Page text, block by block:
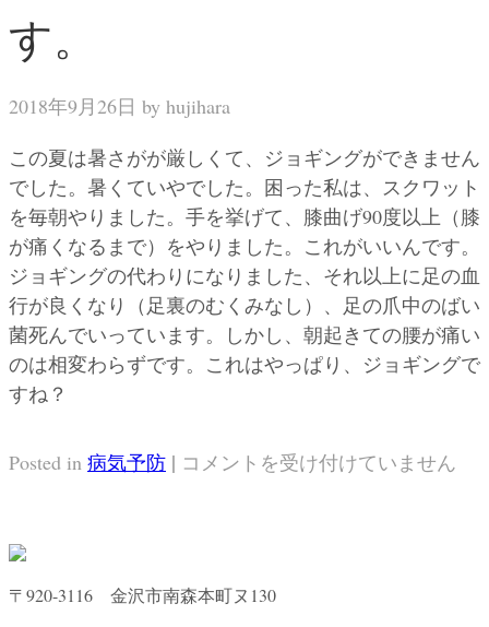
す。
2018年9月26日 by hujihara
この夏は暑さがが厳しくて、ジョギングができません
でした。暑くていやでした。困った私は、スクワット
を毎朝やりました。手を挙げて、膝曲げ90度以上（膝
が痛くなるまで）をやりました。これがいいんです。
ジョギングの代わりになりました、それ以上に足の血
行が良くなり（足裏のむくみなし）、足の爪中のばい
菌死んでいっています。しかし、朝起きての腰が痛い
のは相変わらずです。これはやっぱり、ジョギングで
すね？
Posted in 病気予防 | ス
が
コメントを受け付けていません
〒920-3116 金沢市南森本町ヌ130